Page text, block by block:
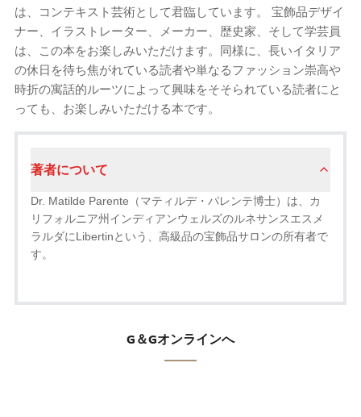
は、コンテキスト芸術として君臨しています。 宝飾品デザイ
ナー、イラストレーター、メーカー、歴史家、そして学芸員
は、この本をお楽しみいただけます。同様に、長いイタリア
の休日を待ち焦がれている読者や単なるファッション崇高や
時折の寓話的ルーツによって興味をそそられている読者にと
っても、お楽しみいただける本です。
著者について
Dr. Matilde Parente（マティルデ・パレンテ博士）は、カ
リフォルニア州インディアンウェルズのルネサンスエスメ
ラルダにLibertinという、高級品の宝飾品サロンの所有者で
す。
G＆Gオンラインへ